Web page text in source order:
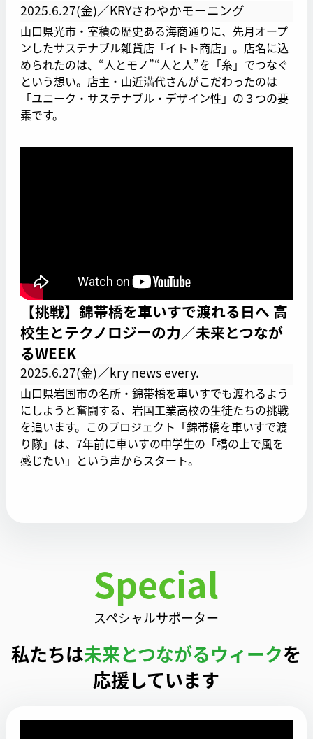
2025.6.27(金)／KRYさわやかモーニング
山口県光市・室積の歴史ある海商通りに、先月オープ
ンしたサステナブル雑貨店「イトト商店」。店名に込
められたのは、“人とモノ”“人と人”を「糸」でつなぐ
という想い。店主・山近満代さんがこだわったのは
「ユニーク・サステナブル・デザイン性」の３つの要
素です。
【挑戦】錦帯橋を車いすで渡れる日へ 高
校生とテクノロジーの力／未来とつなが
るWEEK
2025.6.27(金)／kry news every.
山口県岩国市の名所・錦帯橋を車いすでも渡れるよう
にしようと奮闘する、岩国工業高校の生徒たちの挑戦
を追います。このプロジェクト「錦帯橋を車いすで渡
り隊」は、7年前に車いすの中学生の「橋の上で風を
感じたい」という声からスタート。
Special
スペシャルサポーター
私たちは未来とつながるウィークを
応援しています